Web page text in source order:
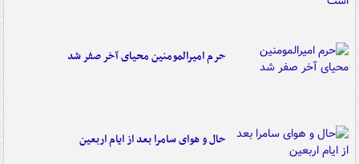
حرم امیرالمومنین محیای آخر صفر شد
حال و هوای سامرا بعد از ایام اربعین